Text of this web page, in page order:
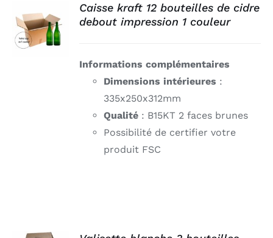
DÉTAILS
Caisse kraft 12 bouteilles de cidre
debout impression 1 couleur
Informations complémentaires
Dimensions intérieures :
335x250x312mm
Qualité : B15KT 2 faces brunes
Possibilité de certifier votre
produit FSC